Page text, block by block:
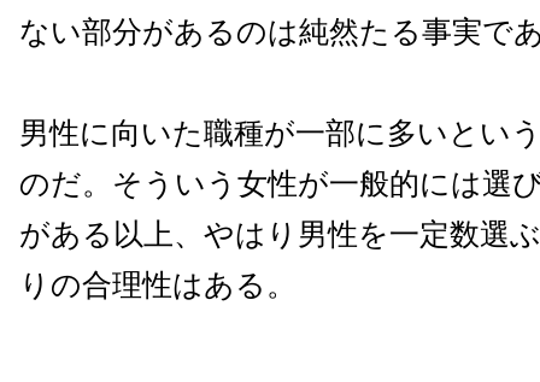
ない部分があるのは純然たる事実で
男性に向いた職種が一部に多いとい
のだ。そういう女性が一般的には選
がある以上、やはり男性を一定数選
りの合理性はある。